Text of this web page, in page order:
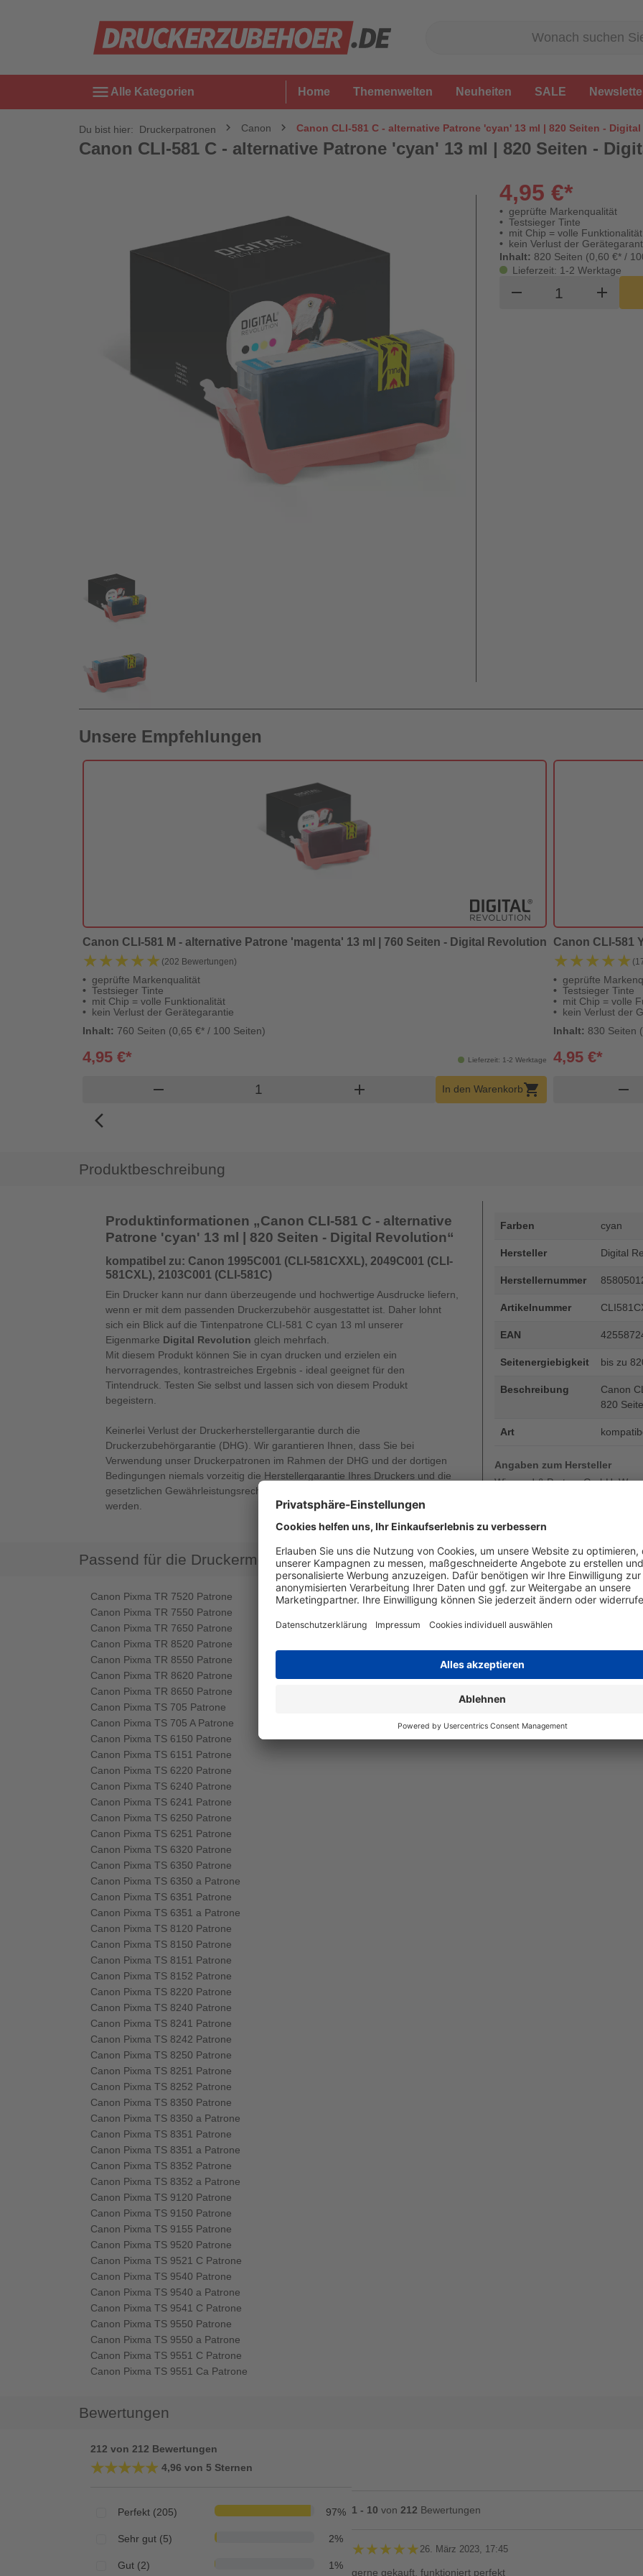
menu Alle Kategorien Home Themenwelten Neuheiten SALE
Du bist hier: Druckerpatronen Canon Canon CLI-581 C - alternative Patrone 'cyan' 13 ml | 820 Seiten -
Canon CLI-581 C - alternative Patrone 'cyan' 13 ml | 820 Seiten -
4,95 €*
geprüfte Markenqualität
Testsieger Tinte
mit Chip = volle Funktionalität
kein Verlust der
Inhalt: 820 Seiten (0,60 €* /
Lieferzeit: 1-2 Werktage
remove Produktadd
Unsere Empfehlungen
Canon CLI-581 M - alternative Patrone 'magenta' 13 ml | 760 Seiten - Digital Revolution
★★★★★
★★★★★ (202 Bewertungen)
geprüfte Markenqualität
Testsieger Tinte
mit Chip = volle Funktionalität
kein Verlust der Gerätegarantie
Inhalt: 760 Seiten (0,65 €* / 100 Seiten)
Lieferzeit: 1-2 Werktage
4,95 €*
remove Produkt Warenkorb Menge
add In den Warenkorbshopping_cart
Canon CLI-581
★★★★★
★★★★★
geprüfte
Testsieger Tinte
mit Chip = volle
kein Verlust der
Inhalt: 830 Seiten
4,95 €*
remove
arrow_back_ios_new
Produktbeschreibung
Produktinformationen „Canon CLI-581 C - alternative
Patrone 'cyan' 13 ml | 820 Seiten - Digital Revolution“
kompatibel zu: Canon 1995C001 (CLI-581CXXL), 2049C001 (CLI-
581CXL), 2103C001 (CLI-581C)
Ein Drucker kann nur dann überzeugende und hochwertige Ausdrucke liefern,
wenn er mit dem passenden Druckerzubehör ausgestattet ist. Daher lohnt
sich ein Blick auf die Tintenpatrone CLI-581 C cyan 13 ml unserer
Eigenmarke Digital Revolution gleich mehrfach.
Mit diesem Produkt können Sie in cyan drucken und erzielen ein
hervorragendes, kontrastreiches Ergebnis - ideal geeignet für den
Tintendruck. Testen Sie selbst und lassen sich von diesem Produkt
begeistern.
Keinerlei Verlust der Druckerherstellergarantie durch die
Druckerzubehörgarantie (DHG). Wir garantieren Ihnen, dass Sie bei
Verwendung unser Druckerpatronen im Rahmen der DHG und der dortigen
Bedingungen niemals vorzeitig die Herstellergarantie Ihres Druckers und die
gesetzlichen Gewährleistungsrechte verlieren oder diese auch nur gemindert
werden.
Farben cyan
Hersteller Digital
Herstellernummer
Artikelnummer
EAN
Seitenergiebigkeit bis zu
Beschreibung
Canon
820
Art
Angaben zum Hersteller
Wiegand & Partner GmbH,
Deutschland, E-Mail:
Passend für die Druckermodelle
Canon Pixma TR 7520 Patrone
Canon Pixma TR 7550 Patrone
Canon Pixma TR 7650 Patrone
Canon Pixma TR 8520 Patrone
Canon Pixma TR 8550 Patrone
Canon Pixma TR 8620 Patrone
Canon Pixma TR 8650 Patrone
Canon Pixma TS 705 Patrone
Canon Pixma TS 705 A Patrone
Canon Pixma TS 6150 Patrone
Canon Pixma TS 6151 Patrone
Canon Pixma TS 6220 Patrone
Canon Pixma TS 6240 Patrone
Canon Pixma TS 6241 Patrone
Canon Pixma TS 6250 Patrone
Canon Pixma TS 6251 Patrone
Canon Pixma TS 6320 Patrone
Canon Pixma TS 6350 Patrone
Canon Pixma TS 6350 a Patrone
Canon Pixma TS 6351 Patrone
Canon Pixma TS 6351 a Patrone
Canon Pixma TS 8120 Patrone
Canon Pixma TS 8150 Patrone
Canon Pixma TS 8151 Patrone
Canon Pixma TS 8152 Patrone
Canon Pixma TS 8220 Patrone
Canon Pixma TS 8240 Patrone
Canon Pixma TS 8241 Patrone
Canon Pixma TS 8242 Patrone
Canon Pixma TS 8250 Patrone
Canon Pixma TS 8251 Patrone
Canon Pixma TS 8252 Patrone
Canon Pixma TS 8350 Patrone
Canon Pixma TS 8350 a Patrone
Canon Pixma TS 8351 Patrone
Canon Pixma TS 8351 a Patrone
Canon Pixma TS 8352 Patrone
Canon Pixma TS 8352 a Patrone
Canon Pixma TS 9120 Patrone
Canon Pixma TS 9150 Patrone
Canon Pixma TS 9155 Patrone
Canon Pixma TS 9520 Patrone
Canon Pixma TS 9521 C Patrone
Canon Pixma TS 9540 Patrone
Canon Pixma TS 9540 a Patrone
Canon Pixma TS 9541 C Patrone
Canon Pixma TS 9550 Patrone
Canon Pixma TS 9550 a Patrone
Canon Pixma TS 9551 C Patrone
Canon Pixma TS 9551 Ca Patrone
Bewertungen
212 von 212 Bewertungen
★★★★★
★★★★★ 4,96 von 5 Sternen
Perfekt (205) 97%
Sehr gut (5) 2%
Gut (2) 1%
1 - 10 von 212 Bewertungen
★★★★★
★★★★★ 26. März 2023, 17:45
gerne gekauft, funktioniert perfekt